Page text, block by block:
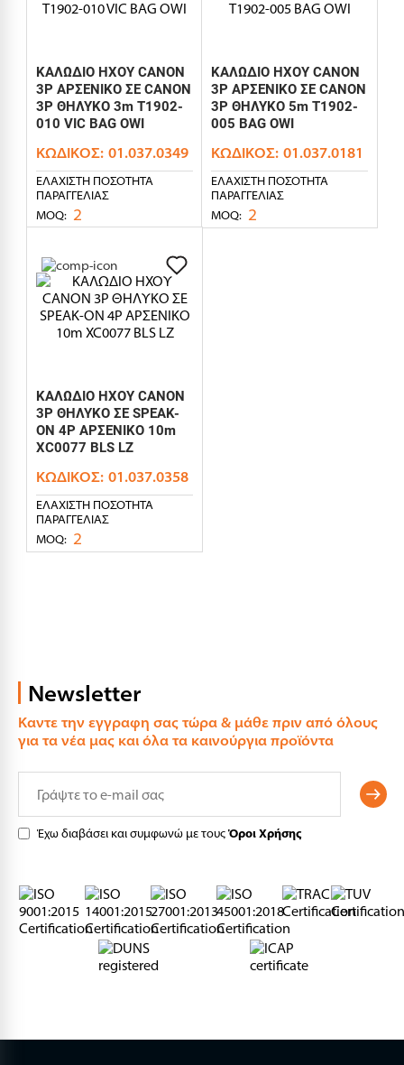
ΚΑΛΩΔΙΟ ΗΧΟΥ CANON
3P ΑΡΣΕΝΙΚΟ ΣΕ CANON
3P ΘΗΛΥΚΟ 3m T1902-
010 VIC BAG OWI
ΚΩΔΙΚΌΣ: 01.037.0349
ΕΛΆΧΙΣΤΗ ΠΟΣΌΤΗΤΑ
ΠΑΡΑΓΓΕΛΊΑΣ
MOQ: 2
ΚΑΛΩΔΙΟ ΗΧΟΥ CANON
3P ΑΡΣΕΝΙΚΟ ΣΕ CANON
3P ΘΗΛΥΚΟ 5m T1902-
005 BAG OWI
ΚΩΔΙΚΌΣ: 01.037.0181
ΕΛΆΧΙΣΤΗ ΠΟΣΌΤΗΤΑ
ΠΑΡΑΓΓΕΛΊΑΣ
MOQ: 2
ΚΑΛΩΔΙΟ ΗΧΟΥ CANON
3P ΘΗΛΥΚΟ ΣΕ SPEAK-
ON 4P ΑΡΣΕΝΙΚΟ 10m
XC0077 BLS LZ
ΚΩΔΙΚΌΣ: 01.037.0358
ΕΛΆΧΙΣΤΗ ΠΟΣΌΤΗΤΑ
ΠΑΡΑΓΓΕΛΊΑΣ
MOQ: 2
Newsletter
Καντε την εγγραφη σας τώρα & μάθε πριν από όλους
για τα νέα μας και όλα τα καινούργια προϊόντα
Έχω διαβάσει και συμφωνώ με τουςΌροι Χρήσης